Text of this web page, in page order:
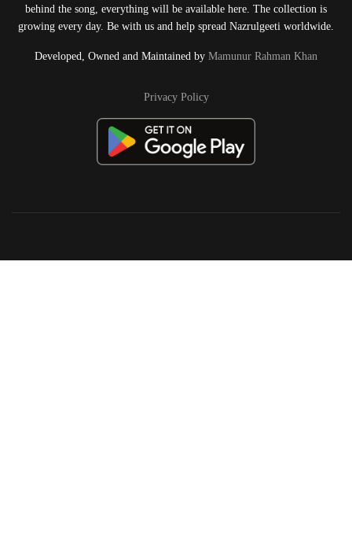
behind the song, everything will be available here. The collection is
growing every day. Be with us and help spread Nazrulgeeti worldwide.
Developed, Owned and Maintained by Mamunur Rahman Khan
Privacy Policy